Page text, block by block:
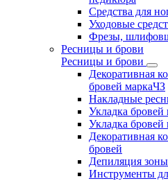
Средства для
Уходовые
Фрезы,
Ресницы и брови
Ресницы и брови
Декоративная
бровей маркаЧЗ
Накладные
Укладка
Укладка
Декоративная
бровей
Депиляция
Инструменты